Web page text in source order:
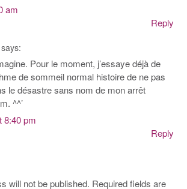
am
Reply
says:
Pour le moment, j’essaye déjà de
de sommeil normal histoire de ne pas
le désastre sans nom de mon arrêt
^^’
8:40 pm
Reply
will not be published. Required fields are